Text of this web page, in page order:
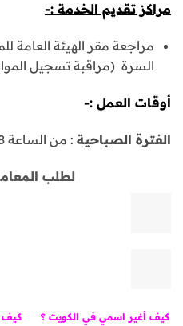
مراكز تقديم الخدمة :-
مراجعة مقر الهيئة العامة
السرة (مراقبة تسجيل
أوقات العمل :-
الفترة الصباحية : من الساعة 8 صباحاً إلى 1 مساءاً
لطلب
كيف أغير اسمي في الكويت ؟ كيف